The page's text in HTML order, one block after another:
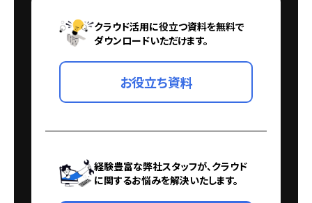
クラウド活用に役立つ資料を無料で
ダウンロードいただけます。
お役立ち資料
経験豊富な弊社スタッフが、クラウド
に関するお悩みを解決いたします。